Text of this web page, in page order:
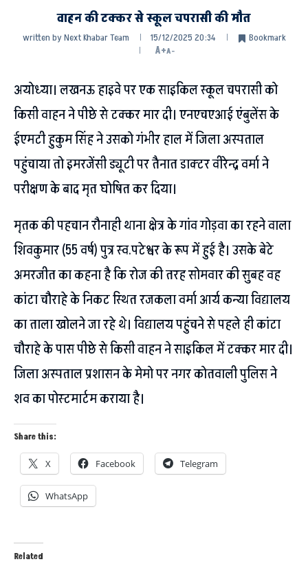
वाहन की टक्कर से स्कूल चपरासी की मौत
written byNext Khabar Team 15/12/2025 20:34
Bookmark
A+A-
अयोध्या। लखनऊ हाइवे पर एक साइकिल स्कूल चपरासी को
किसी वाहन ने पीछे से टक्कर मार दी। एनएचएआई एंबुलेंस के
ईएमटी हुकुम सिंह ने उसको गंभीर हाल में जिला अस्पताल
पहुंचाया तो इमरजेंसी ड्यूटी पर तैनात डाक्टर वीरेन्द्र वर्मा ने
परीक्षण के बाद मृत घोषित कर दिया।
मृतक की पहचान रौनाही थाना क्षेत्र के गांव गोड़वा का रहने वाला
शिवकुमार (55 वर्ष) पुत्र स्व.पटेश्वर के रूप में हुई है। उसके बेटे
अमरजीत का कहना है कि रोज की तरह सोमवार की सुबह वह
कांटा चौराहे के निकट स्थित रजकला वर्मा आर्य कन्या विद्यालय
का ताला खोलने जा रहे थे। विद्यालय पहुंचने से पहले ही कांटा
चौराहे के पास पीछे से किसी वाहन ने साइकिल में टक्कर मार दी।
जिला अस्पताल प्रशासन के मेमो पर नगर कोतवाली पुलिस ने
शव का पोस्टमार्टम कराया है।
Share this:
X Facebook Telegram
WhatsApp
Related